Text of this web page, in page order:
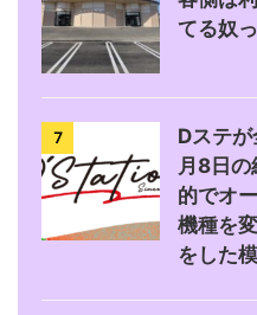
てる奴
7
Dステ
月8日の
的でオ
機種を
をした